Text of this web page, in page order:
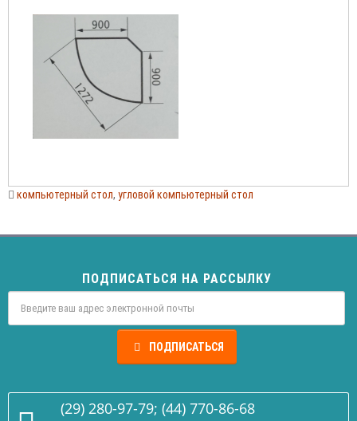
компьютерный стол, угловой компьютерный стол
ПОДПИСАТЬСЯ НА РАССЫЛКУ
ПОДПИСАТЬСЯ
(29) 280-97-79; (44) 770-86-68